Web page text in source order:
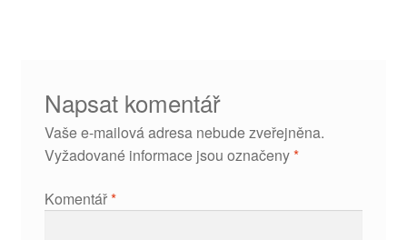
Napsat komentář
Vaše e-mailová adresa nebude zveřejněna.
Vyžadované informace jsou označeny*
Komentář*